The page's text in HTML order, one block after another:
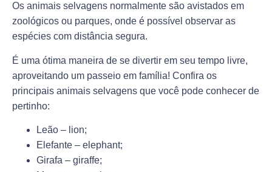
Os animais selvagens normalmente são avistados em
zoológicos ou parques, onde é possível observar as
espécies com distância segura.
É uma ótima maneira de se divertir em seu tempo livre,
aproveitando um passeio em família! Confira os
principais animais selvagens que você pode conhecer de
pertinho:
Leão – lion;
Elefante – elephant;
Girafa – giraffe;